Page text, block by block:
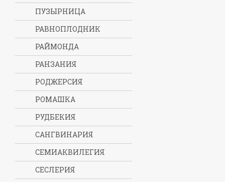
ПУЗЫРНИЦА
РАВНОПЛОДНИК
РАЙМОНДА
РАНЗАНИЯ
РОДЖЕРСИЯ
РОМАШКА
РУДБЕКИЯ
САНГВИНАРИЯ
СЕМИАКВИЛЕГИЯ
СЕСЛЕРИЯ